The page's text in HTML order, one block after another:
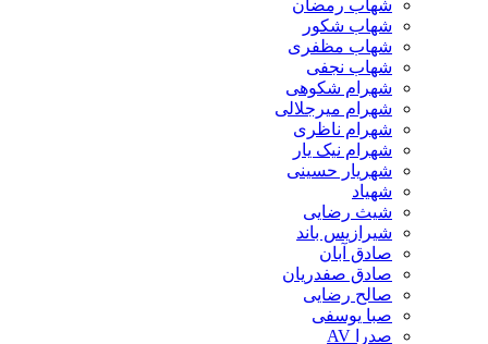
شهاب رمضان
شهاب شکور
شهاب مظفری
شهاب نجفی
شهرام شکوهی
شهرام میرجلالی
شهرام ناظری
شهرام نیک یار
شهریار حسینی
شهیاد
شیث رضایی
شیرازیس باند
صادق آبان
صادق صفدریان
صالح رضایی
صبا یوسفی
صدرا AV